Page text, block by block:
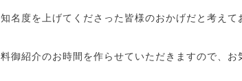
名度を上げてくださった皆様のおかげだと考えて
御紹介のお時間を作らせていただきますので、お